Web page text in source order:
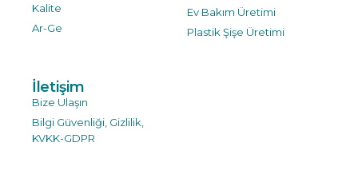
Kalite
Ar-Ge
Ev Bakım Üretimi
Plastik Şişe Üretimi
İletişim
Bize Ulaşın
Bilgi Güvenliği, Gizlilik,
KVKK-GDPR